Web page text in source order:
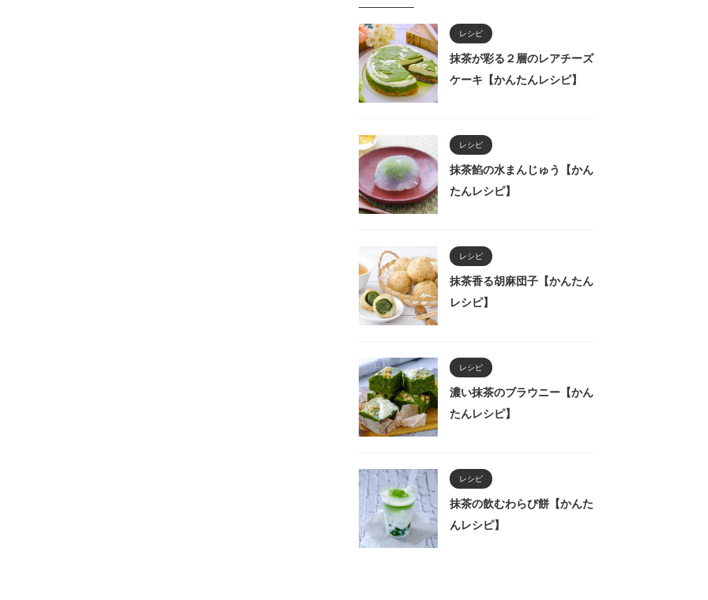
レシピ
抹茶が彩る２層のレアチーズ
ケーキ【かんたんレシピ】
レシピ
抹茶餡の水まんじゅう【かん
たんレシピ】
レシピ
抹茶香る胡麻団子【かんたん
レシピ】
レシピ
濃い抹茶のブラウニー【かん
たんレシピ】
レシピ
抹茶の飲むわらび餅【かんた
んレシピ】